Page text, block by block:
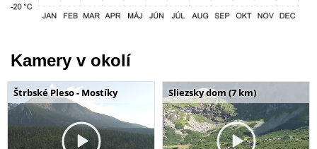
Kamery v okolí
Štrbské Pleso - Mostíky Sliezsky dom (7 km)